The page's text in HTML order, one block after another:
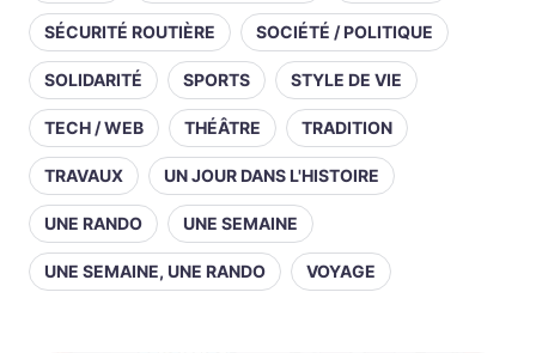
SÉCURITÉ ROUTIÈRE SOCIÉTÉ / POLITIQUE
SOLIDARITÉ SPORTS STYLE DE VIE
TECH / WEB THÉÂTRE TRADITION
TRAVAUX UN JOUR DANS L'HISTOIRE
UNE RANDO UNE SEMAINE
UNE SEMAINE, UNE RANDO VOYAGE